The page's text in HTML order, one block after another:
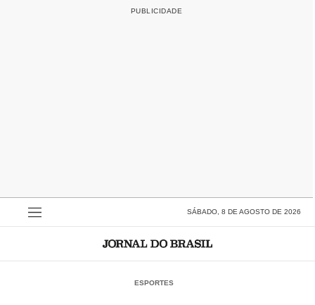
SÁBADO, 8 DE AGOSTO DE 2026
ESPORTES